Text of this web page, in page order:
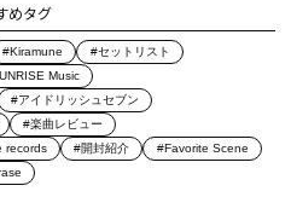
めタグ
#Kiramune
#セットリスト
Music
#アイドリッシュセブン
#楽曲レビュー
records #開封紹介
#Favorite Scene